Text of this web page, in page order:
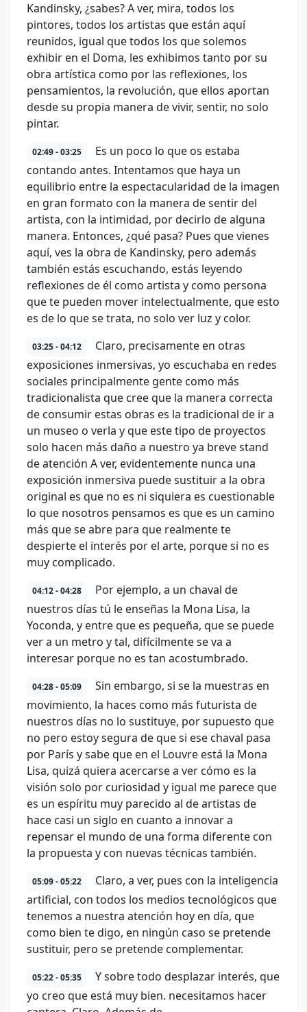
Kandinsky, ¿sabes? A ver, mira, todos los
pintores, todos los artistas que están aquí
reunidos, igual que todos los que solemos
exhibir en el Doma, les exhibimos tanto por su
obra artística como por las reflexiones, los
pensamientos, la revolución, que ellos aportan
desde su propia manera de vivir, sentir, no solo
pintar.
02:49 - 03:25
Es un poco lo que os estaba
contando antes. Intentamos que haya un
equilibrio entre la espectacularidad de la imagen
en gran formato con la manera de sentir del
artista, con la intimidad, por decirlo de alguna
manera. Entonces, ¿qué pasa? Pues que vienes
aquí, ves la obra de Kandinsky, pero además
también estás escuchando, estás leyendo
reflexiones de él como artista y como persona
que te pueden mover intelectualmente, que esto
es de lo que se trata, no solo ver luz y color.
03:25 - 04:12
Claro, precisamente en otras
exposiciones inmersivas, yo escuchaba en redes
sociales principalmente gente como más
tradicionalista que cree que la manera correcta
de consumir estas obras es la tradicional de ir a
un museo o verla y que este tipo de proyectos
solo hacen más daño a nuestro ya breve stand
de atención A ver, evidentemente nunca una
exposición inmersiva puede sustituir a la obra
original es que no es ni siquiera es cuestionable
lo que nosotros pensamos es que es un camino
más que se abre para que realmente te
despierte el interés por el arte, porque si no es
muy complicado.
04:12 - 04:28
Por ejemplo, a un chaval de
nuestros días tú le enseñas la Mona Lisa, la
Yoconda, y entre que es pequeña, que se puede
ver a un metro y tal, difícilmente se va a
interesar porque no es tan acostumbrado.
04:28 - 05:09
Sin embargo, si se la muestras en
movimiento, la haces como más futurista de
nuestros días no lo sustituye, por supuesto que
no pero estoy segura de que si ese chaval pasa
por París y sabe que en el Louvre está la Mona
Lisa, quizá quiera acercarse a ver cómo es la
visión solo por curiosidad y igual me parece que
es un espíritu muy parecido al de artistas de
hace casi un siglo en cuanto a innovar a
repensar el mundo de una forma diferente con
la propuesta y con nuevas técnicas también.
05:09 - 05:22
Claro, a ver, pues con la inteligencia
artificial, con todos los medios tecnológicos que
tenemos a nuestra atención hoy en día, que
como bien te digo, en ningún caso se pretende
sustituir, pero se pretende complementar.
05:22 - 05:35
Y sobre todo desplazar interés, que
yo creo que está muy bien. necesitamos hacer